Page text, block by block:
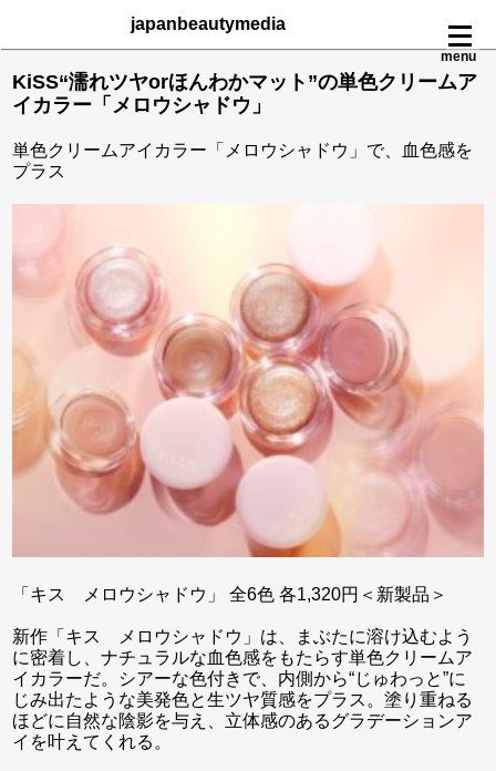
menu
japanbeautymedia
KiSS“濡れツヤorほんわかマット”の単色クリームア
イカラー「メロウシャドウ」
単色クリームアイカラー「メロウシャドウ」で、血色感を
プラス
「キス メロウシャドウ」 全6色 各1,320円＜新製品＞
新作「キス メロウシャドウ」は、まぶたに溶け込むよう
に密着し、ナチュラルな血色感をもたらす単色クリームア
イカラーだ。シアーな色付きで、内側から“じゅわっと”に
じみ出たような美発色と生ツヤ質感をプラス。塗り重ねる
ほどに自然な陰影を与え、立体感のあるグラデーションア
イを叶えてくれる。